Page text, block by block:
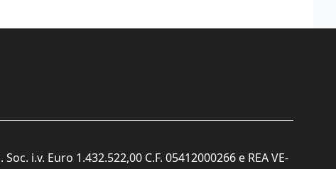
i.v. Euro 1.432.522,00 C.F. 05412000266 e REA VE-